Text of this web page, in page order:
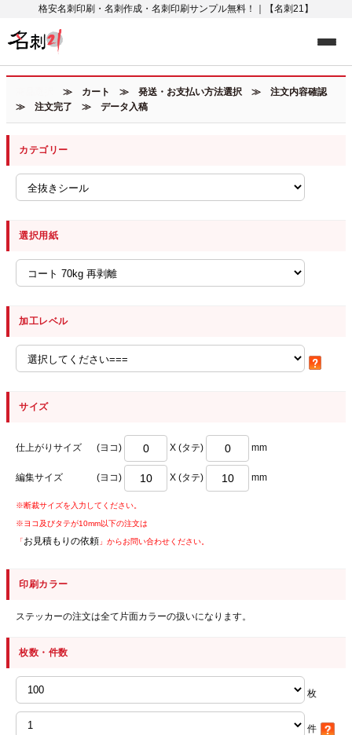
格安名刺印刷・名刺作成・名刺印刷サンプル無料！｜【名刺21】
≫ カート ≫ 発送・お支払い方法選択 ≫ 注文内容確認
≫ 注文完了 ≫ データ入稿
カテゴリー
選択用紙
加工レベル
サイズ
仕上がりサイズ (ヨコ) X (タテ) mm
編集サイズ (ヨコ) X (タテ) mm
※断裁サイズを入力してください。
※ヨコ及びタテが10mm以下の注文は
「お見積もりの依頼 」からお問い合わせください。
印刷カラー
ステッカーの注文は全て片面カラーの扱いになります。
枚数・件数
枚
件